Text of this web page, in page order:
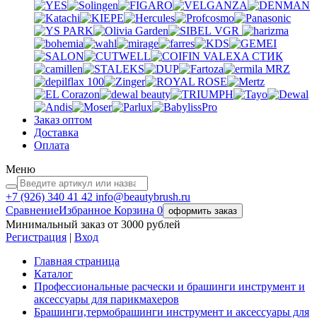
VGR
VALEXA СТИК
MRZ
Заказ оптом
Доставка
Оплата
Меню
+7 (926) 340 41 42 info@beautybrush.ru
СравнениеИзбранное Корзина 0 оформить заказ
Минимальный заказ от 3000 рублей
Регистрация | Вход
Главная страница
Каталог
Профессиональные расчески и брашинги инструмент и
аксессуары для парикмахеров
Брашинги,термобрашинги инструмент и аксессуары для